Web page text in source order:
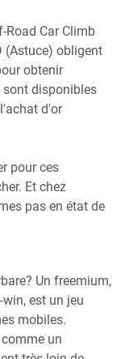
Road Car Climb
(Astuce) obligent
obtenir
sont disponibles
d'or
pour ces
Et chez
pas en état de
Un freemium,
est un jeu
mobiles.
un